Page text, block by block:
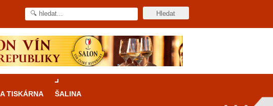
TISKÁRNA ŠALINA